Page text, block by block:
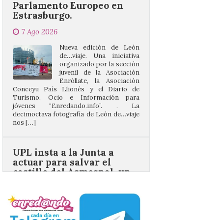
Nueva edición de León
Enróllate, la Asociación
Conceyu País Llionés y el Diario de
Turismo, Ocio e Información para
jóvenes “Enredando.info”. . La
decimoctava fotografía de León de…viaje
nos […]
UPL insta a la Junta a
BIC en estado de ruina
7 Ago 2026
desde 1949. Los
procuradores leonesistas
plantean que la Junta